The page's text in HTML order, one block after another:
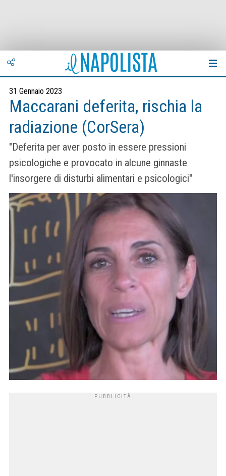
31 Gennaio 2023
Maccarani deferita, rischia la
radiazione (CorSera)
"Deferita per aver posto in essere pressioni
psicologiche e provocato in alcune ginnaste
l'insorgere di disturbi alimentari e psicologici"